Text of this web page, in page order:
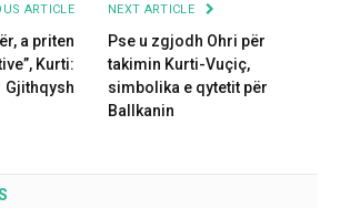
ARTICLE
a priten
Kurti:
Gjithqysh
NEXT ARTICLE
Pse u zgjodh Ohri për
takimin Kurti-Vuçiç,
simbolika e qytetit për
Ballkanin